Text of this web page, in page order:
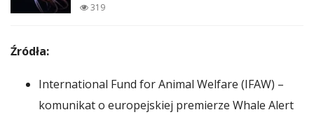
319
Źródła:
International Fund for Animal Welfare (IFAW) –
komunikat o europejskiej premierze Whale Alert